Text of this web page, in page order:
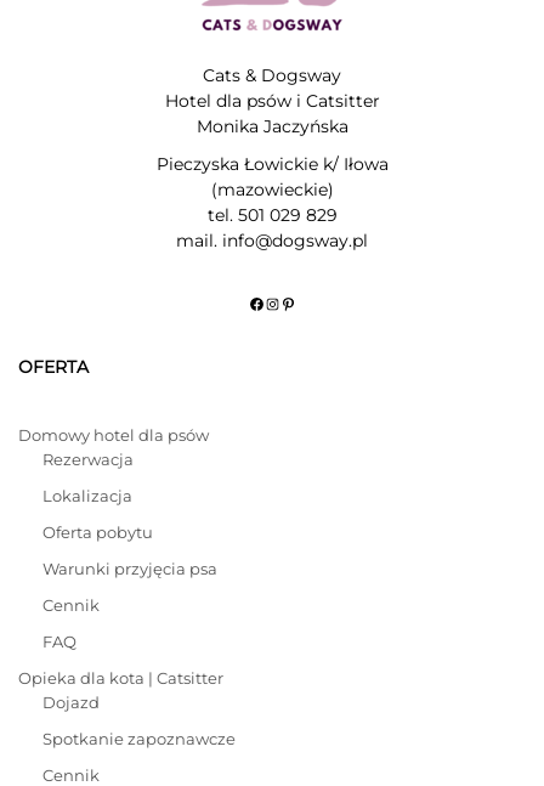
Cats & Dogsway
Hotel dla psów i Catsitter
Monika Jaczyńska
Pieczyska Łowickie k/ Iłowa
(mazowieckie)
tel. 501 029 829
mail. info@dogsway.pl
Facebook
Instagram
Pinterest
OFERTA
Domowy hotel dla psów
Rezerwacja
Lokalizacja
Oferta pobytu
Warunki przyjęcia psa
Cennik
FAQ
Opieka dla kota | Catsitter
Dojazd
Spotkanie zapoznawcze
Cennik